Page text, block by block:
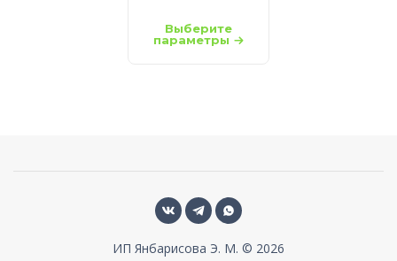
Выберите
параметры
ИП Янбарисова Э. М. © 2026